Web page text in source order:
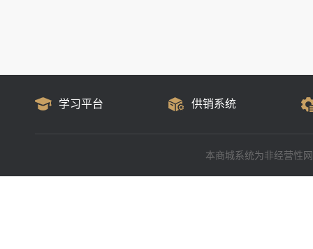
学习平台 供销系统
本商城系统为非经营性